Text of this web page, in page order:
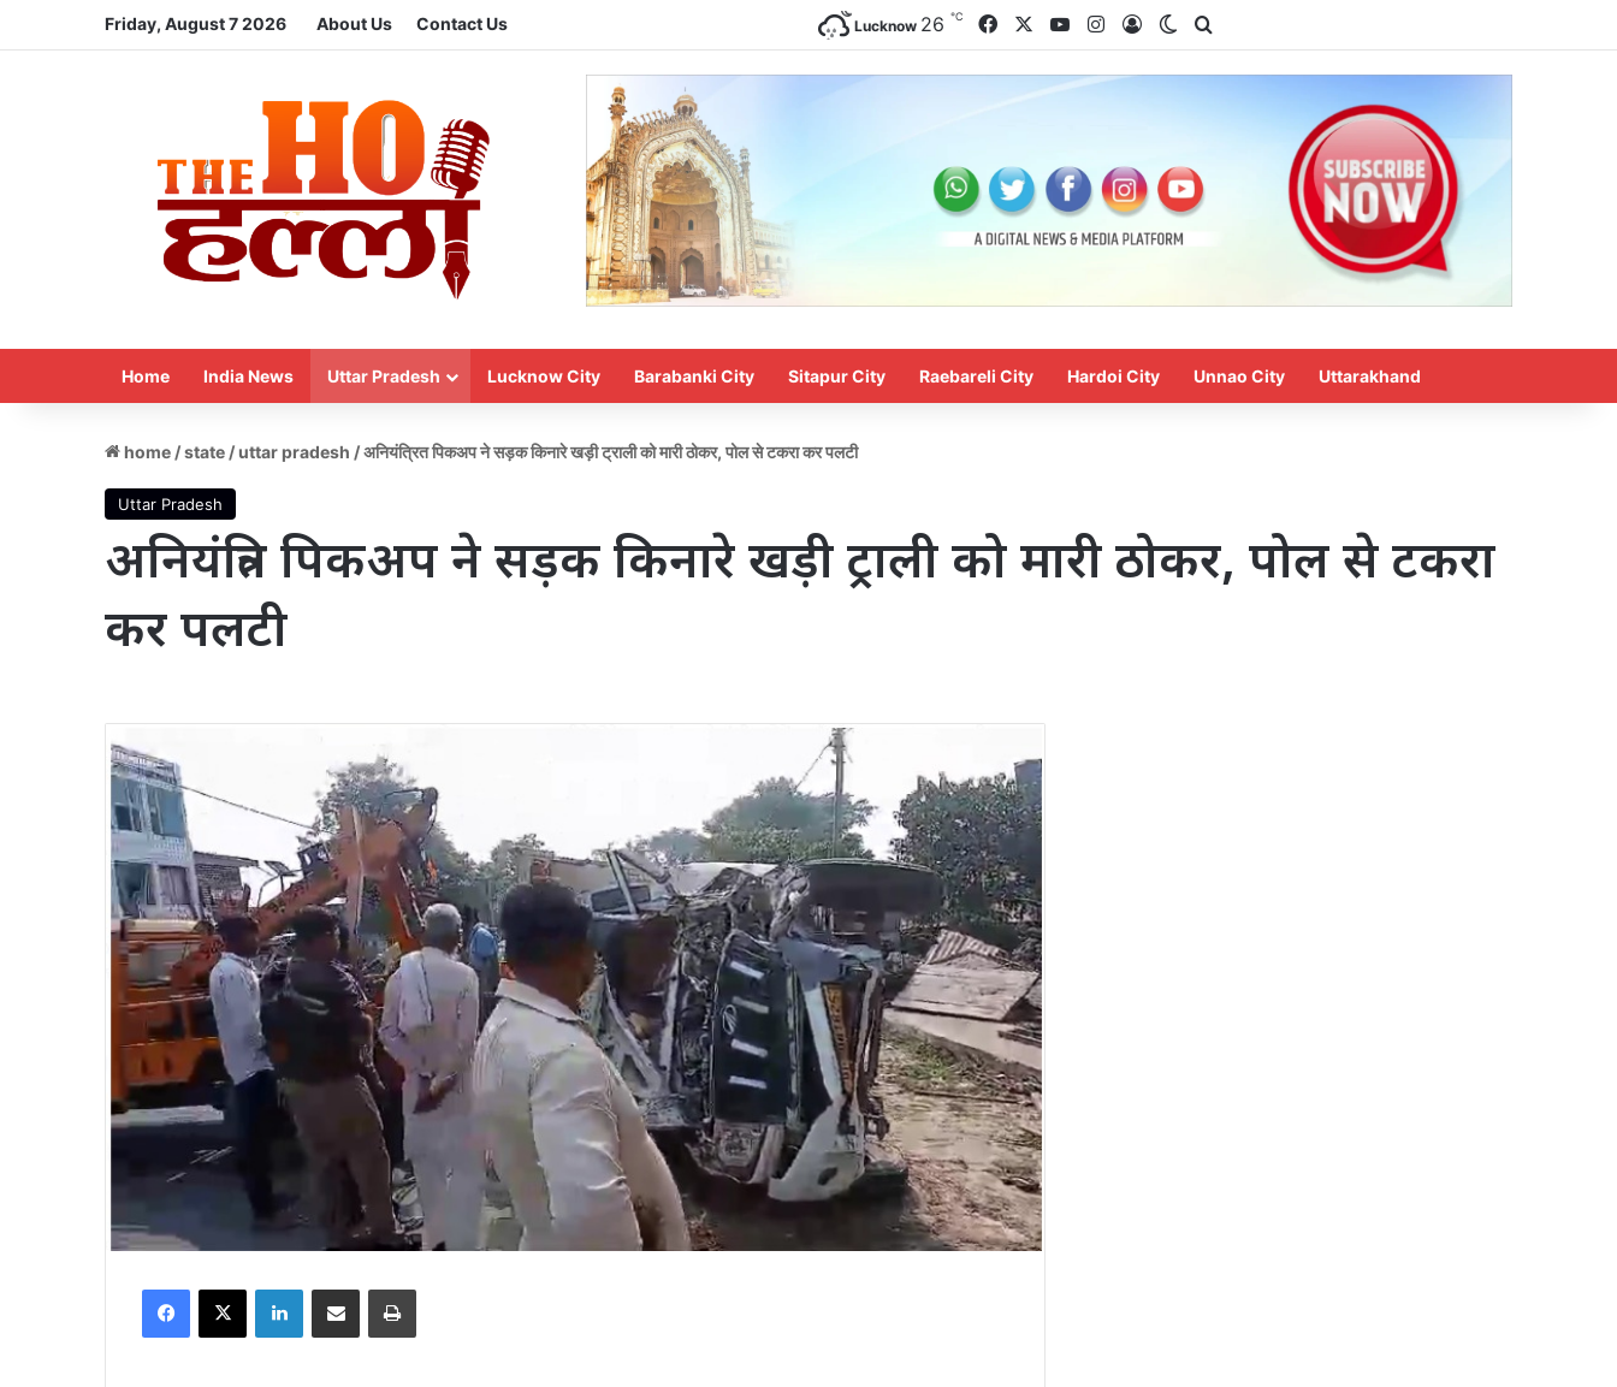
Friday, August 7 2026 About Us Contact Us Lucknow 26 ℃ FacebookYouTubeInstagram
Log InSwitch skin
Home India News Uttar Pradesh Lucknow City Barabanki City Sitapur City Raebareli City Hardoi City Unnao City Uttarakhand
home /state /uttar pradesh /अनियंत्रित पिकअप ने सड़क किनारे खड़ी ट्राली को मारी ठोकर, पोल से टकरा कर पलटी
Uttar Pradesh
अनियंत्रित पिकअप ने सड़क किनारे खड़ी ट्राली को मारी ठोकर, पोल से टकरा
कर पलटी
Facebook
X LinkedInShare via Email Print